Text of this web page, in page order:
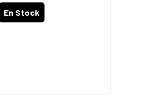
En Stock